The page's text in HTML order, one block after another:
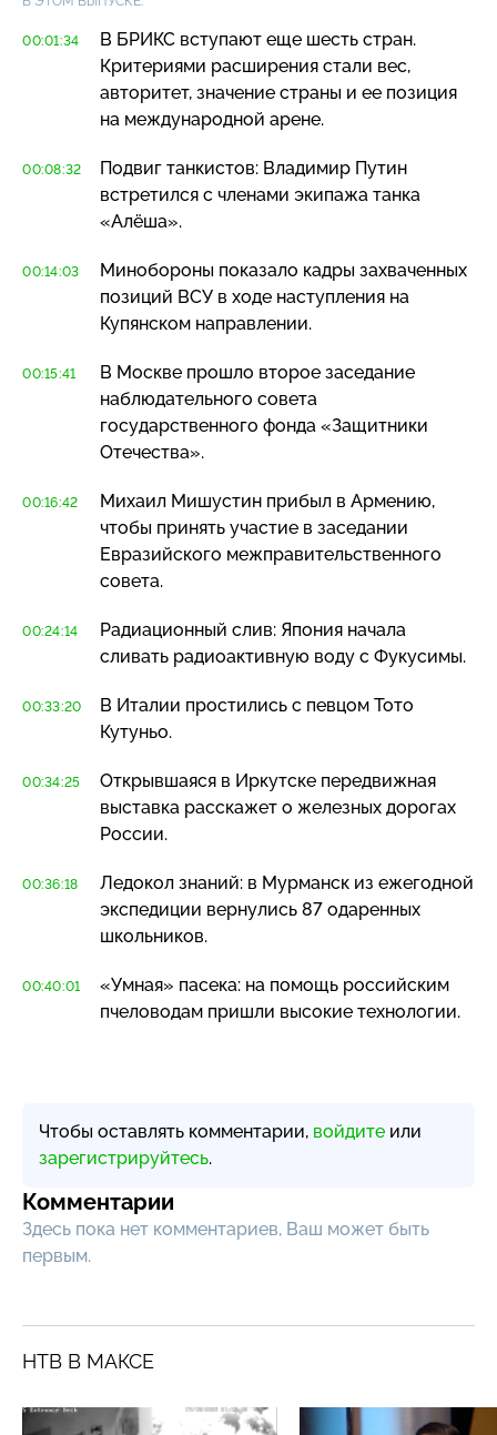
00:01:34
В БРИКС вступают еще шесть стран.
Критериями расширения стали вес,
авторитет, значение страны и ее позиция
на международной арене.
00:08:32
Подвиг танкистов: Владимир Путин
встретился с членами экипажа танка
«Алёша».
00:14:03
Минобороны показало кадры захваченных
позиций ВСУ в ходе наступления на
Купянском направлении.
00:15:41
В Москве прошло второе заседание
наблюдательного совета
государственного фонда «Защитники
Отечества».
00:16:42
Михаил Мишустин прибыл в Армению,
чтобы принять участие в заседании
Евразийского межправительственного
совета.
00:24:14
Радиационный слив: Япония начала
сливать радиоактивную воду с Фукусимы.
00:33:20
В Италии простились с певцом Тото
Кутуньо.
00:34:25
Открывшаяся в Иркутске передвижная
выставка расскажет о железных дорогах
России.
00:36:18
Ледокол знаний: в Мурманск из ежегодной
экспедиции вернулись 87 одаренных
школьников.
00:40:01
«Умная» пасека: на помощь российским
пчеловодам пришли высокие технологии.
Чтобы оставлять комментарии, войдите или
зарегистрируйтесь.
Комментарии
Здесь пока нет комментариев, Ваш может быть
первым.
НТВ В МАКСЕ